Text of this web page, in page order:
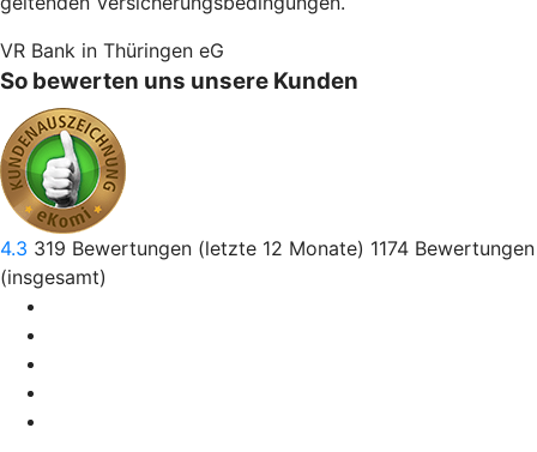
VR Bank in Thüringen eG
So bewerten uns unsere Kunden
4.3 319 Bewertungen (letzte 12 Monate) 1174 Bewertungen
(insgesamt)